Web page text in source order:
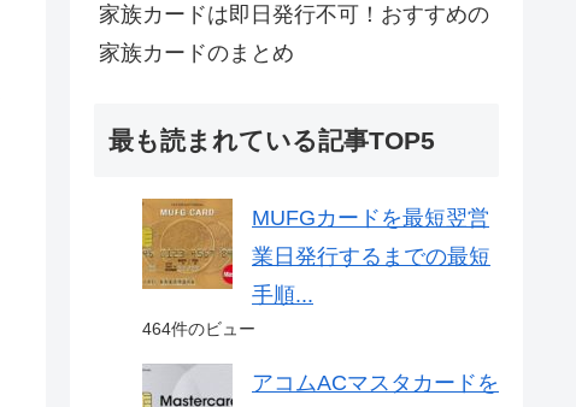
家族カードは即日発行不可！おすすめの
家族カードのまとめ
最も読まれている記事TOP5
MUFGカードを最短翌営
業日発行するまでの最短
手順...
464件のビュー
アコムACマスタカードを